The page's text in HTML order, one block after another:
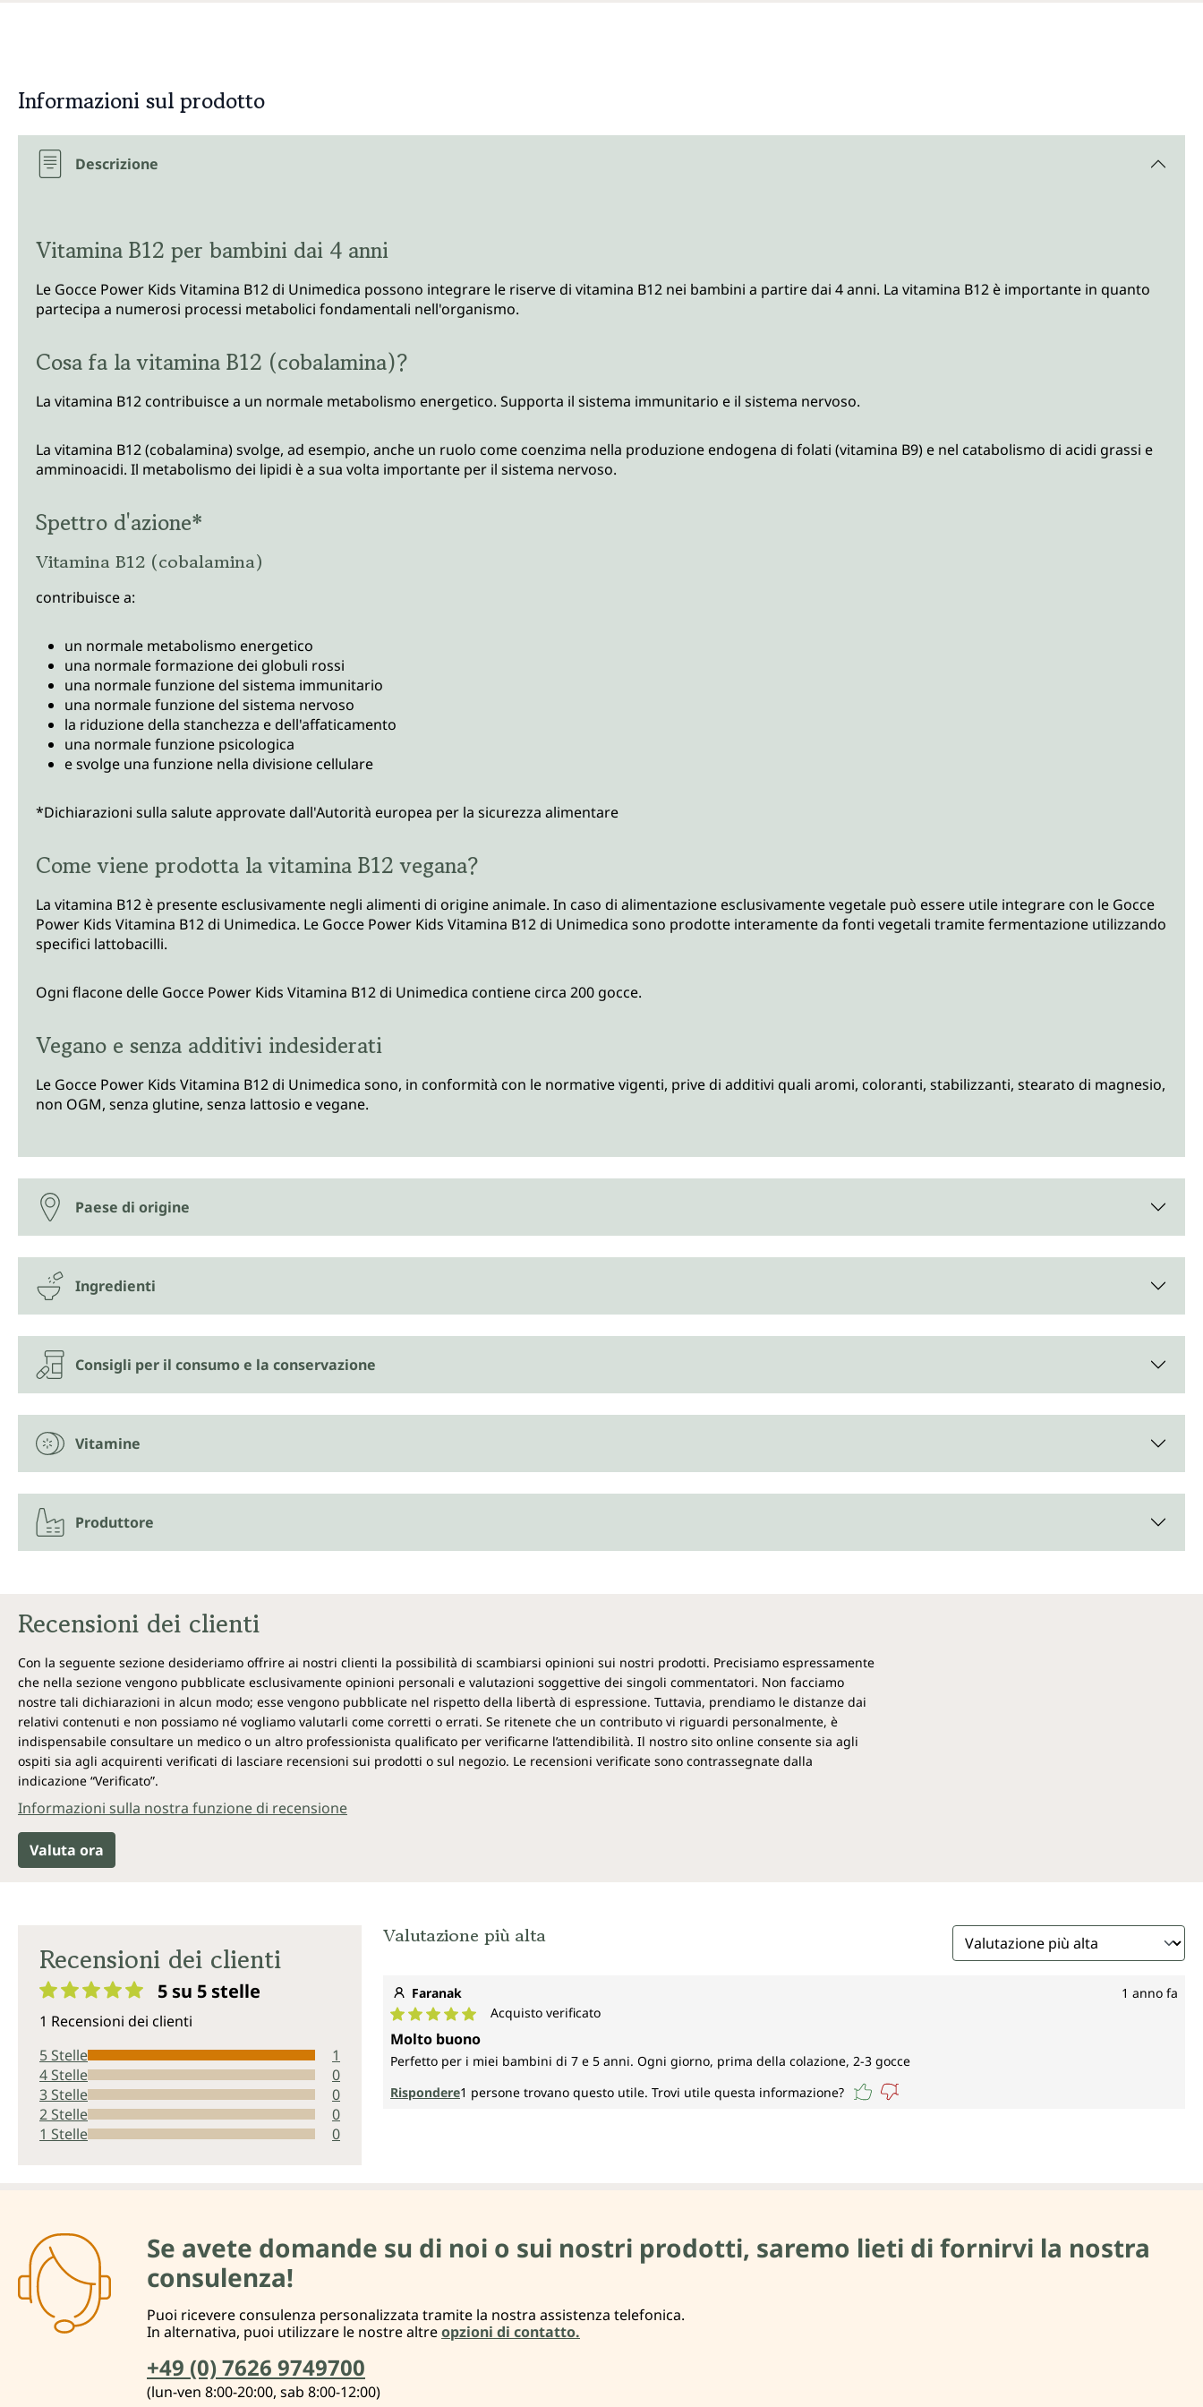
Informazioni sul prodotto
Descrizione
Vitamina B12 per bambini dai 4 anni
Le Gocce Power Kids Vitamina B12 di Unimedica possono integrare le riserve di vitamina B12 nei bambini a partire dai 4 anni. La vitamina B12 è importante in quanto
partecipa a numerosi processi metabolici fondamentali nell'organismo.
Cosa fa la vitamina B12 (cobalamina)?
La vitamina B12 contribuisce a un normale metabolismo energetico. Supporta il sistema immunitario e il sistema nervoso.
La vitamina B12 (cobalamina) svolge, ad esempio, anche un ruolo come coenzima nella produzione endogena di folati (vitamina B9) e nel catabolismo di acidi grassi e
amminoacidi. Il metabolismo dei lipidi è a sua volta importante per il sistema nervoso.
Spettro d'azione*
Vitamina B12 (cobalamina)
contribuisce a:
un normale metabolismo energetico
una normale formazione dei globuli rossi
una normale funzione del sistema immunitario
una normale funzione del sistema nervoso
la riduzione della stanchezza e dell'affaticamento
una normale funzione psicologica
e svolge una funzione nella divisione cellulare
*Dichiarazioni sulla salute approvate dall'Autorità europea per la sicurezza alimentare
Come viene prodotta la vitamina B12 vegana?
La vitamina B12 è presente esclusivamente negli alimenti di origine animale. In caso di alimentazione esclusivamente vegetale può essere utile integrare con le Gocce
Power Kids Vitamina B12 di Unimedica. Le Gocce Power Kids Vitamina B12 di Unimedica sono prodotte interamente da fonti vegetali tramite fermentazione utilizzando
specifici lattobacilli.
Ogni flacone delle Gocce Power Kids Vitamina B12 di Unimedica contiene circa 200 gocce.
Vegano e senza additivi indesiderati
Le Gocce Power Kids Vitamina B12 di Unimedica sono, in conformità con le normative vigenti, prive di additivi quali aromi, coloranti, stabilizzanti, stearato di magnesio,
non OGM, senza glutine, senza lattosio e vegane.
Paese di origine
Ingredienti
Consigli per il consumo e la conservazione
Vitamine
Produttore
Recensioni dei clienti
Con la seguente sezione desideriamo offrire ai nostri clienti la possibilità di scambiarsi opinioni sui nostri prodotti. Precisiamo espressamente
che nella sezione vengono pubblicate esclusivamente opinioni personali e valutazioni soggettive dei singoli commentatori. Non facciamo
nostre tali dichiarazioni in alcun modo; esse vengono pubblicate nel rispetto della libertà di espressione. Tuttavia, prendiamo le distanze dai
relativi contenuti e non possiamo né vogliamo valutarli come corretti o errati. Se ritenete che un contributo vi riguardi personalmente, è
indispensabile consultare un medico o un altro professionista qualificato per verificarne l’attendibilità. Il nostro sito online consente sia agli
ospiti sia agli acquirenti verificati di lasciare recensioni sui prodotti o sul negozio. Le recensioni verificate sono contrassegnate dalla
indicazione “Verificato”.
Informazioni sulla nostra funzione di recensione
Valuta ora
Recensioni dei clienti
5 su 5 stelle
1 Recensioni dei clienti
5 Stelle
1
4 Stelle
0
3 Stelle
0
2 Stelle
0
1 Stelle
0
Valutazione più alta
Faranak 1 anno fa
Valutazione media di 5 su 5 stelle
Acquisto verificato
Molto buono
Perfetto per i miei bambini di 7 e 5 anni. Ogni giorno, prima della colazione, 2-3 gocce
Rispondere1 persone trovano questo utile. Trovi utile questa informazione?
Se avete domande su di noi o sui nostri prodotti, saremo lieti di fornirvi la nostra
consulenza!
Puoi ricevere consulenza personalizzata tramite la nostra assistenza telefonica.
In alternativa, puoi utilizzare le nostre altreopzioni di contatto.
+49 (0) 7626 9749700
(lun-ven 8:00-20:00, sab 8:00-12:00)